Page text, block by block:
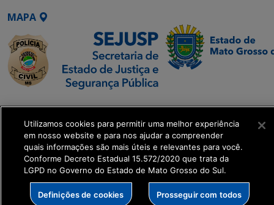
MAPA
SETDIG | Secretaria-
Executiva de
Transformação Digital
get_footer();
Utilizamos cookies para permitir uma melhor experiência
em nosso website e para nos ajudar a compreender
quais informações são mais úteis e relevantes para você.
Conforme Decreto Estadual 15.572/2020 que trata da
LGPD no Governo do Estado de Mato Grosso do Sul.
Definições de cookies Prosseguir com todos